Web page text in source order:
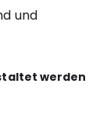
und
werden